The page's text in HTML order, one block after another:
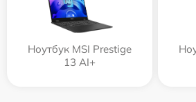
Ноутбук MSI Prestige
13 AI+